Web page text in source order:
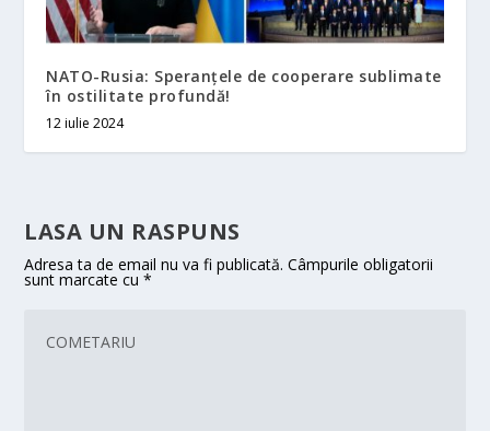
NATO-Rusia: Speranţele de cooperare sublimate
în ostilitate profundă!
12 iulie 2024
LASA UN RASPUNS
Adresa ta de email nu va fi publicată. Câmpurile obligatorii
sunt marcate cu*